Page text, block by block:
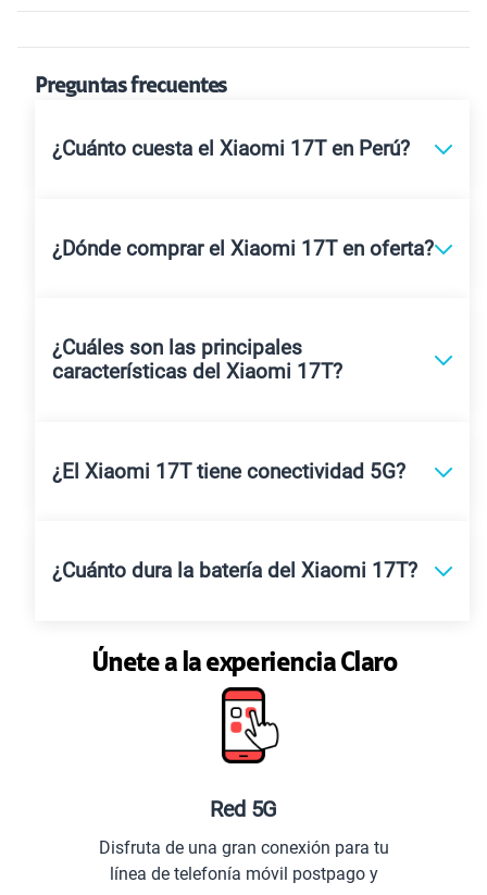
Preguntas frecuentes
¿Cuánto cuesta el Xiaomi 17T en Perú?
¿Dónde comprar el Xiaomi 17T en oferta?
¿Cuáles son las principales
características del Xiaomi 17T?
¿El Xiaomi 17T tiene conectividad 5G?
¿Cuánto dura la batería del Xiaomi 17T?
Únete a la experiencia Claro
Red 5G
Disfruta de una gran conexión para tu
línea de telefonía móvil postpago y